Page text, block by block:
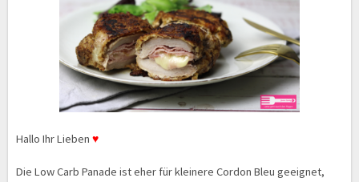
Hallo Ihr Lieben ♥
Die Low Carb Panade ist eher für kleinere Cordon Bleu geeignet,